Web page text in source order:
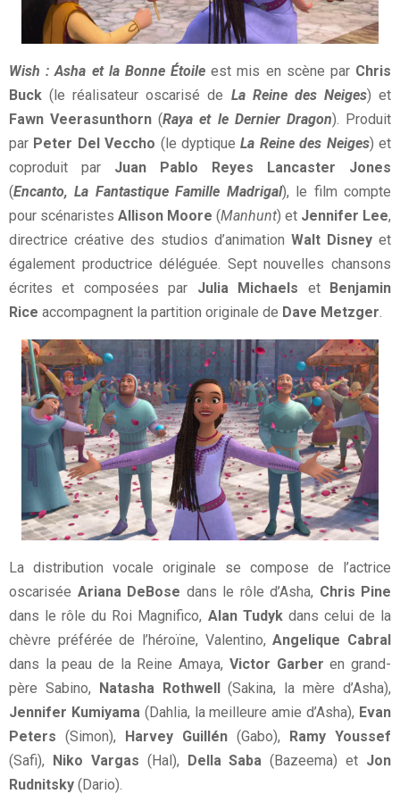
Wish : Asha et la Bonne Étoile est mis en scène par Chris
Buck (le réalisateur oscarisé de La Reine des Neiges) et
Fawn Veerasunthorn (Raya et le Dernier Dragon). Produit
par Peter Del Veccho (le dyptiqueLa Reine des Neiges) et
coproduit par Juan Pablo Reyes
Lancaster Jones
(Encanto, La Fantastique Famille Madrigal), le film compte
pour scénaristes Allison Moore (Manhunt) et Jennifer Lee,
directrice créative des studios d’animation Walt Disney et
également productrice déléguée. Sept nouvelles chansons
écrites et composées par Julia Michaels et Benjamin
Rice accompagnent la partition originale de Dave Metzger
La distribution vocale originale se compose de l’actrice
oscarisée Ariana DeBose dans le rôle d’Asha, Chris Pine
dans le rôle du Roi Magnifico, Alan Tudykdans celui de la
chèvre préférée de l’héroïne, Valentino,Angelique Cabral
dans la peau de la Reine Amaya, Victor Garber en grand-
père Sabino, Natasha Rothwell(Sakina, la mère d’Asha),
Jennifer Kumiyama (Dahlia, la meilleure amie d’Asha), Evan
Peters (Simon), Harvey Guillén (Gabo), Ramy Youssef
(Safi), Niko Vargas (Hal), Della Saba (Bazeema) et Jon
Rudnitsky (Dario).